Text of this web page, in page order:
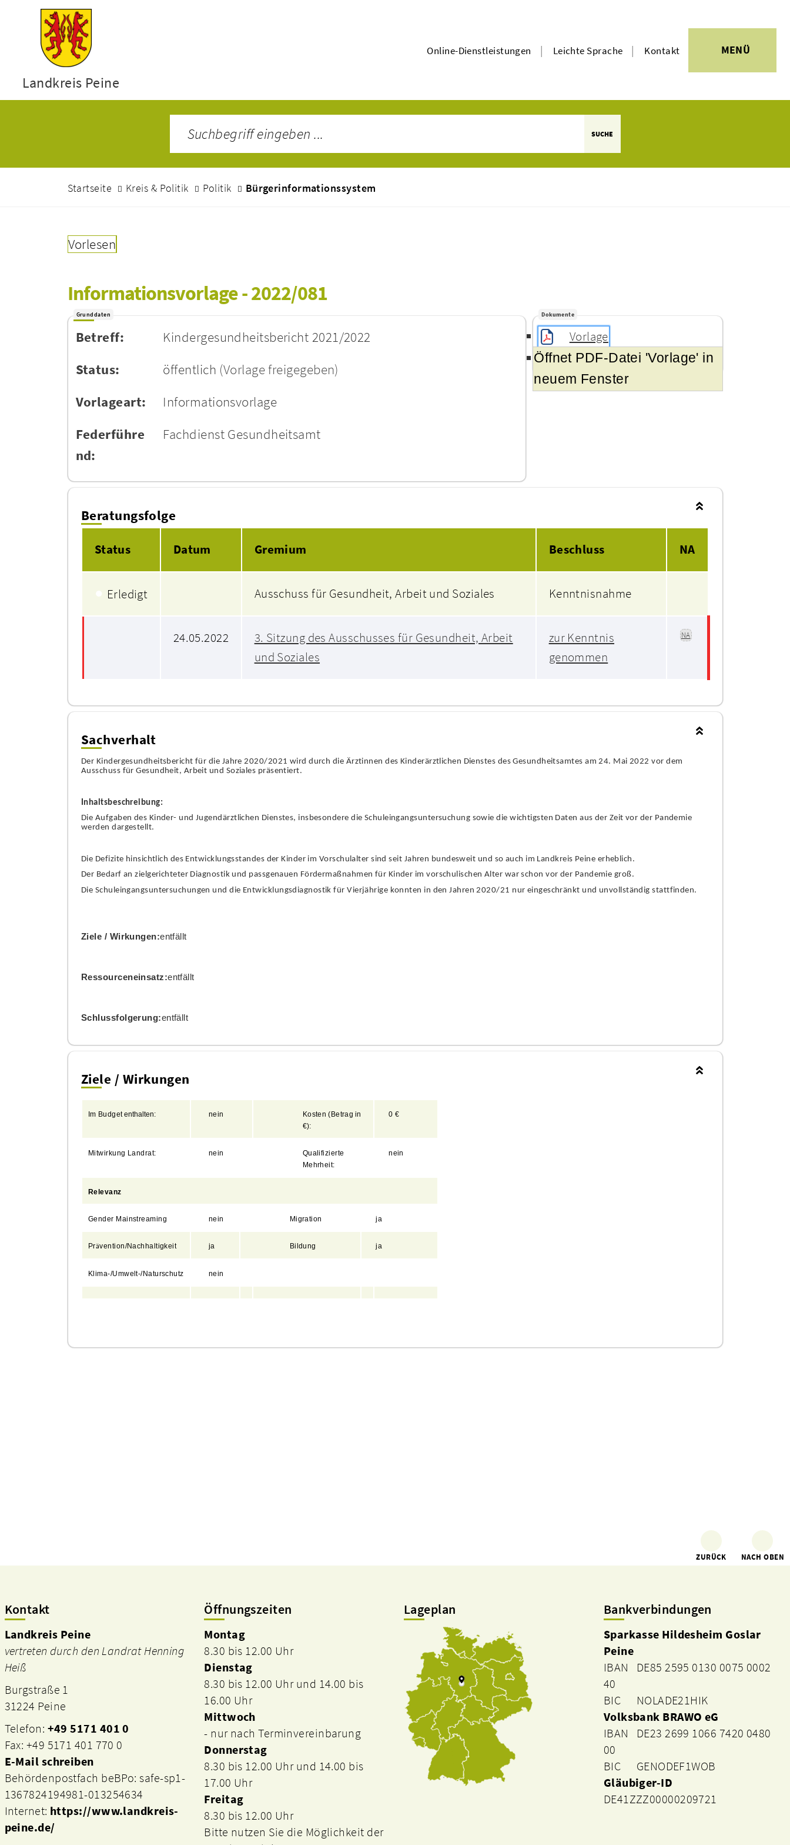
Landkreis Peine
Online-Dienstleistungen | Leichte Sprache | Kontakt MENÜ
SUCHE
Startseite Kreis & Politik Politik Bürgerinformationssystem
Vorlesen
Informationsvorlage - 2022/081
Grunddaten
Betreff:
Kindergesundheitsbericht 2021/2022
Status:
öffentlich (Vorlage freigegeben)
Vorlageart:
Informationsvorlage
Federführe
nd:
Fachdienst Gesundheitsamt
Dokumente
Vorlage
Öffnet PDF-Datei 'Vorlage' in
neuem Fenster
Sammeldokument
Beratungsfolge
Status
Datum Gremium Beschluss NA
● Erledigt Ausschuss für Gesundheit, Arbeit und Soziales Kenntnisnahme
24.05.2022
3. Sitzung des Ausschusses für Gesundheit, Arbeit
und Soziales
zur Kenntnis
genommen
NA
Sachverhalt
Der Kindergesundheitsbericht für die Jahre 2020/2021 wird durch die Ärztinnen des Kinderärztlichen Dienstes des Gesundheitsamtes am 24. Mai 2022 vor dem
Ausschuss für Gesundheit, Arbeit und Soziales präsentiert.
nhaltsbeschreibung:
Die Aufgaben des Kinder- und Jugendärztlichen Dienstes, insbesondere die Schuleingangsuntersuchung sowie die wichtigsten Daten aus der Zeit vor der Pandemie
werden dargestellt.
Die Defizite hinsichtlich des Entwicklungsstandes der Kinder im Vorschulalter sind seit Jahren bundesweit und so auch im Landkreis Peine erheblich.
Der Bedarf an zielgerichteter Diagnostik und passgenauen Fördermaßnahmen für Kinder im vorschulischen Alter war schon vor der Pandemie groß.
Die Schuleingangsuntersuchungen und die Entwicklungsdiagnostik für Vierjährige konnten in den Jahren 2020/21 nur eingeschränkt und unvollständig stattfinden.
Ziele / Wirkungen:entfällt
Ressourceneinsatz:entfällt
Schlussfolgerung:entfällt
Ziele / Wirkungen
Im Budget enthalten: nein Kosten (Betrag in
€):
0 €
Mitwirkung Landrat: nein
Qualifizierte
Mehrheit:
nein
Relevanz
Gender Mainstreaming nein Migration ja
Prävention/Nachhaltigkeit ja Bildung ja
Klima-/Umwelt-/Naturschutz nein
ZURÜCK NACH OBEN
Kontakt
Landkreis Peine
vertreten durch den Landrat Henning
Heiß
Burgstraße 1
31224 Peine
Telefon: +49 5171 401 0
Fax: +49 5171 401 770 0
E-Mail schreiben
Behördenpostfach beBPo: safe-sp1-
1367824194981-013254634
Internet: https://www.landkreis-
peine.de/
Öffnungszeiten
Montag
8.30 bis 12.00 Uhr
Dienstag
8.30 bis 12.00 Uhr und 14.00 bis
16.00 Uhr
Mittwoch
- nur nach Terminvereinbarung
Donnerstag
8.30 bis 12.00 Uhr und 14.00 bis
17.00 Uhr
Freitag
8.30 bis 12.00 Uhr
Bitte nutzen Sie die Möglichkeit der
Lageplan Bankverbindungen
Sparkasse Hildesheim Goslar
Peine
IBAN DE85 2595 0130 0075 0002
40
BIC NOLADE21HIK
Volksbank BRAWO eG
IBAN DE23 2699 1066 7420 0480
00
BIC GENODEF1WOB
Gläubiger-ID
DE41ZZZ00000209721